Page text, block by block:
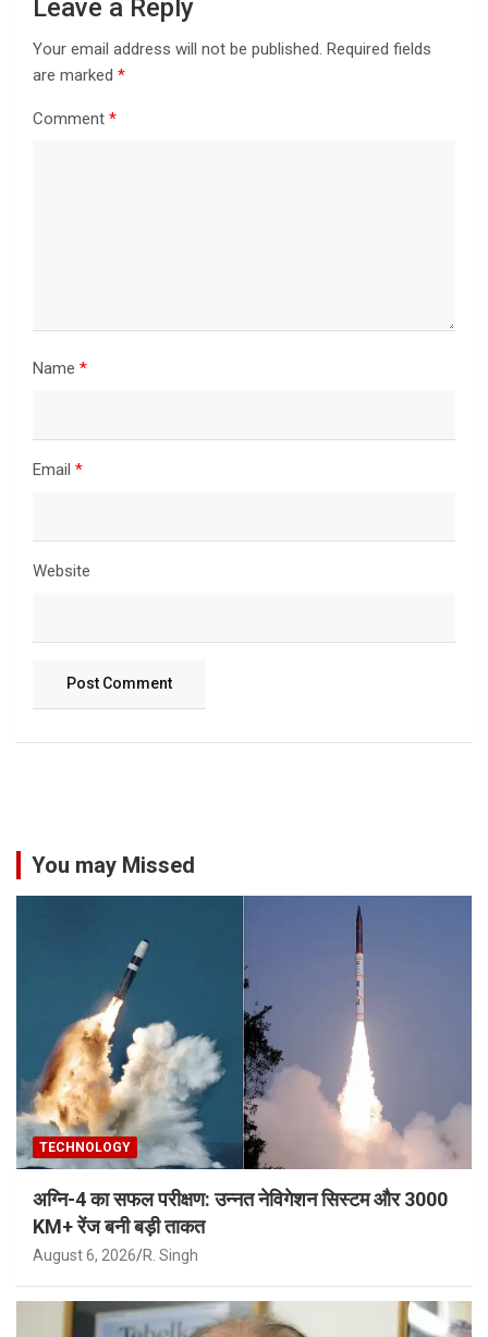
Leave a Reply
Your email address will not be published. Required fields
are marked *
Comment *
Name *
Email *
Website
You may Missed
TECHNOLOGY
अग्नि-4 का सफल परीक्षण: उन्नत नेविगेशन सिस्टम और 3000
KM+ रेंज बनी बड़ी ताकत
August 6, 2026 R. Singh